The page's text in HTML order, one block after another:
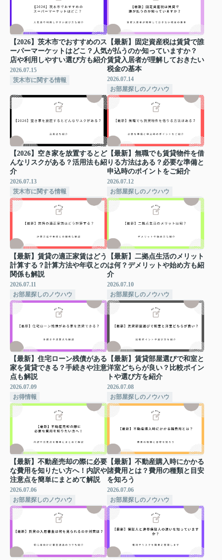
【2026】茨木市でおすすめのス
ーパーマーケットはどこ？人気
店や利用しやすい選び方も紹介
2026.07.15
茨木市に関する情報
【最新】固定資産税は賃貸で誰
が払うのか知っていますか？
賃貸入居者が理解しておきたい
税金の基本
2026.07.14
お部屋探しのノウハウ
【2026】空き家を放置するとど
んなリスクがある？活用法も紹
介
2026.07.13
茨木市に関する情報
【最新】無職でも賃貸物件を借
りる方法はある？必要な準備と
申込時のポイントをご紹介
2026.07.12
お部屋探しのノウハウ
【最新】賃貸の適正家賃はどう
計算する？計算方法や年収との
関係も解説
2026.07.11
お部屋探しのノウハウ
【最新】二拠点生活のメリット
は何？デメリットや始め方も紹
介
2026.07.10
お部屋探しのノウハウ
【最新】住宅ローン残債がある
家を賃貸できる？手続きや注意
点も解説
2026.07.09
お得情報
【最新】賃貸部屋選びで和室と
洋室どちらが良い？比較ポイン
トや選び方を紹介
2026.07.08
お部屋探しのノウハウ
【最新】不動産売却の際に必要
な費用を知りたい方へ！内訳や
注意点を簡単にまとめて解説
2026.07.06
お部屋探しのノウハウ
【最新】不動産購入時にかかる
諸費用とは？費用の種類と目安
を知ろう
2026.07.06
お部屋探しのノウハウ